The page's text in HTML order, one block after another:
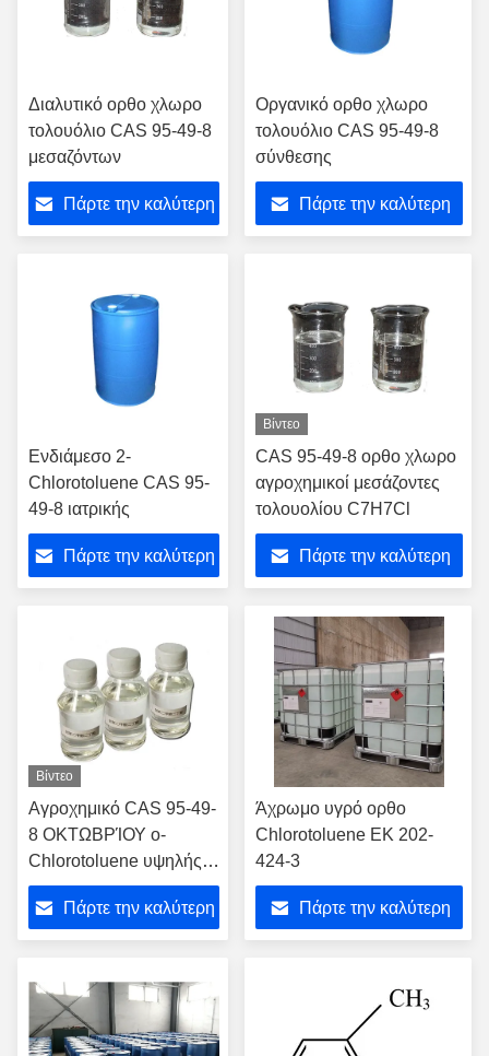
Διαλυτικό ορθο χλωρο
τολουόλιο CAS 95-49-8
μεσαζόντων
Πάρτε την καλύτερη
Οργανικό ορθο χλωρο
τολουόλιο CAS 95-49-8
σύνθεσης
Πάρτε την καλύτερη
Ενδιάμεσο 2-
Chlorotoluene CAS 95-
49-8 ιατρικής
Πάρτε την καλύτερη
Βίντεο
CAS 95-49-8 ορθο χλωρο
αγροχημικοί μεσάζοντες
τολουολίου C7H7Cl
Πάρτε την καλύτερη
Βίντεο
Αγροχημικό CAS 95-49-
8 ΟΚΤΩΒΡΊΟΥ ο-
Chlorotoluene υψηλής
αγνότητας
Πάρτε την καλύτερη
Άχρωμο υγρό ορθο
Chlorotoluene ΕΚ 202-
424-3
Πάρτε την καλύτερη